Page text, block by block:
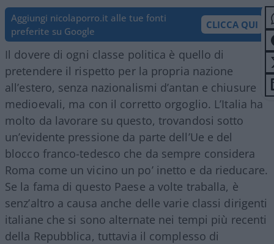
Aggiungi nicolaporro.it alle tue fonti
preferite su Google
CLICCA QUI
Il dovere di ogni classe politica è quello di
pretendere il rispetto per la propria nazione
all’estero, senza nazionalismi d’antan e chiusure
medioevali, ma con il corretto orgoglio. L’Italia ha
molto da lavorare su questo, trovandosi sotto
un’evidente pressione da parte dell’Ue e del
blocco franco-tedesco che da sempre considera
Roma come un vicino un po’ inetto e da rieducare.
Se la fama di questo Paese a volte traballa, è
senz’altro a causa anche delle varie classi dirigenti
italiane che si sono alternate nei tempi più recenti
della Repubblica, tuttavia il complesso di